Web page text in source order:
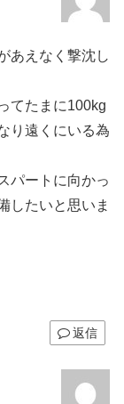
あえなく撃沈し
てたまに100kg
り遠くにいる為
パートに向かっ
したいと思いま
返信